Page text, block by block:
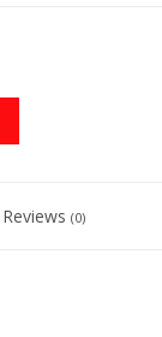
Reviews (0)